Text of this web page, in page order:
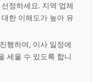
정하세요. 지역 업체
한 이해도가 높아 유
행하여, 이사 일정에
세울 수 있도록 합니